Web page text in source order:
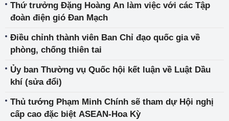
Thứ trưởng Đặng Hoàng An làm việc với các Tập
đoàn điện gió Đan Mạch
Điều chỉnh thành viên Ban Chỉ đạo quốc gia về
phòng, chống thiên tai
Ủy ban Thường vụ Quốc hội kết luận về Luật Dầu
khí (sửa đổi)
Thủ tướng Phạm Minh Chính sẽ tham dự Hội nghị
cấp cao đặc biệt ASEAN-Hoa Kỳ